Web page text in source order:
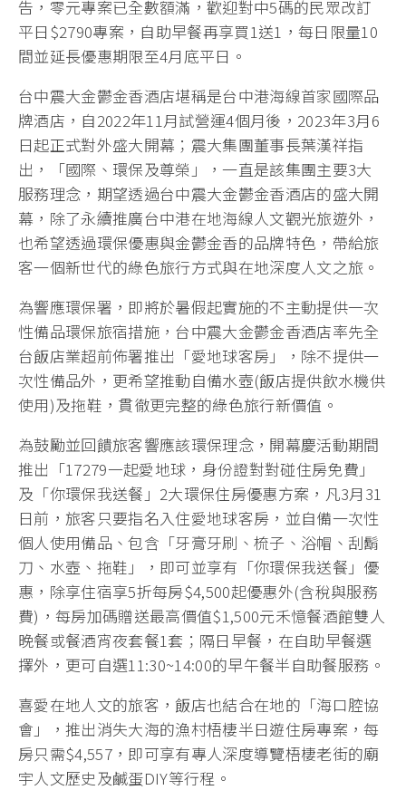
告，零元專案已全數額滿，歡迎對中5碼的民眾改訂
平日$2790專案，自助早餐再享買1送1，每日限量10
間並延長優惠期限至4月底平日。
台中震大金鬱金香酒店堪稱是台中港海線首家國際品
牌酒店，自2022年11月試營運4個月後，2023年3月6
日起正式對外盛大開幕；震大集團董事長葉漢祥指
出，「國際、環保及尊榮」，一直是該集團主要3大
服務理念，期望透過台中震大金鬱金香酒店的盛大開
幕，除了永續推廣台中港在地海線人文觀光旅遊外，
也希望透過環保優惠與金鬱金香的品牌特色，帶給旅
客一個新世代的綠色旅行方式與在地深度人文之旅。
為響應環保署，即將於暑假起實施的不主動提供一次
性備品環保旅宿措施，台中震大金鬱金香酒店率先全
台飯店業超前佈署推出「愛地球客房」，除不提供一
次性備品外，更希望推動自備水壺(飯店提供飲水機供
使用)及拖鞋，貫徹更完整的綠色旅行新價值。
為鼓勵並回饋旅客響應該環保理念，開幕慶活動期間
推出「17279一起愛地球，身份證對對碰住房免費」
及「你環保我送餐」2大環保住房優惠方案，凡3月31
日前，旅客只要指名入住愛地球客房，並自備一次性
個人使用備品、包含「牙膏牙刷、梳子、浴帽、刮鬍
刀、水壺、拖鞋」，即可並享有「你環保我送餐」優
惠，除享住宿享5折每房$4,500起優惠外(含稅與服務
費)，每房加碼贈送最高價值$1,500元禾憶餐酒館雙人
晚餐或餐酒宵夜套餐1套；隔日早餐，在自助早餐選
擇外，更可自選11:30~14:00的早午餐半自助餐服務。
喜愛在地人文的旅客，飯店也結合在地的「海口腔協
會」，推出消失大海的漁村梧棲半日遊住房專案，每
房只需$4,557，即可享有專人深度導覽梧棲老街的廟
宇人文歷史及鹹蛋DIY等行程。